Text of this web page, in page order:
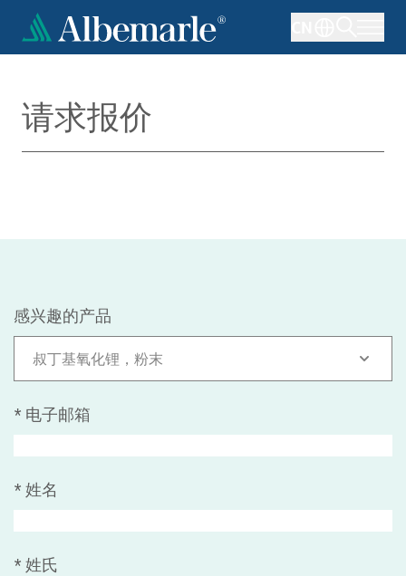
到
请求报价
感兴趣的产品
叔丁基氧化锂，粉末
* 电子邮箱
* 姓名
* 姓氏